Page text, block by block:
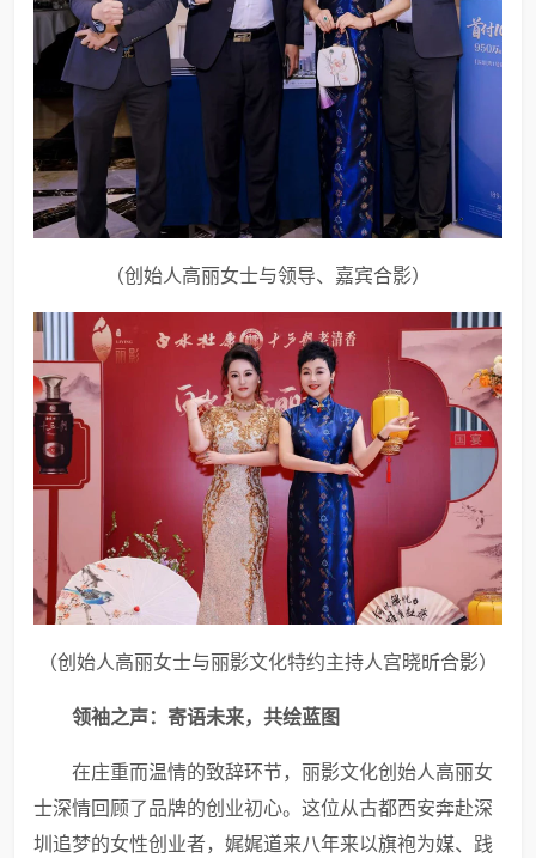
（创始人高丽女士与领导、嘉宾合影）
（创始人高丽女士与丽影文化特约主持人宫晓昕合影）
领袖之声：寄语未来，共绘蓝图
在庄重而温情的致辞环节，丽影文化创始人高丽女
士深情回顾了品牌的创业初心。这位从古都西安奔赴深
圳追梦的女性创业者，娓娓道来八年来以旗袍为媒、践